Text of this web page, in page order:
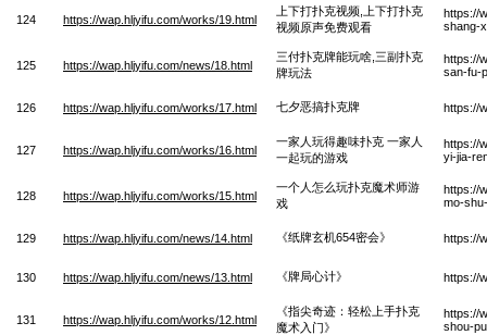
124 https://wap.hljyifu.com/works/19.html
上下打扑克视频,上下打扑克
视频原声免费观看
https://
shang-
125 https://wap.hljyifu.com/news/18.html
三付扑克牌能玩啥,三副扑克
牌玩法
https://
san-fu-
126 https://wap.hljyifu.com/works/17.html 七夕恶搞扑克牌 https://
127 https://wap.hljyifu.com/works/16.html
一家人玩得趣味扑克 一家人
一起玩的游戏
https://
yi-jia-
128 https://wap.hljyifu.com/works/15.html
一个人怎么玩扑克魔术师游
戏
https://
mo-
129 https://wap.hljyifu.com/news/14.html 《纸牌玄机654密会》 https://
130 https://wap.hljyifu.com/news/13.html 《牌局心计》 https://
131 https://wap.hljyifu.com/works/12.html
《指尖奇迹：轻松上手扑克
魔术入门》
https://
shou-